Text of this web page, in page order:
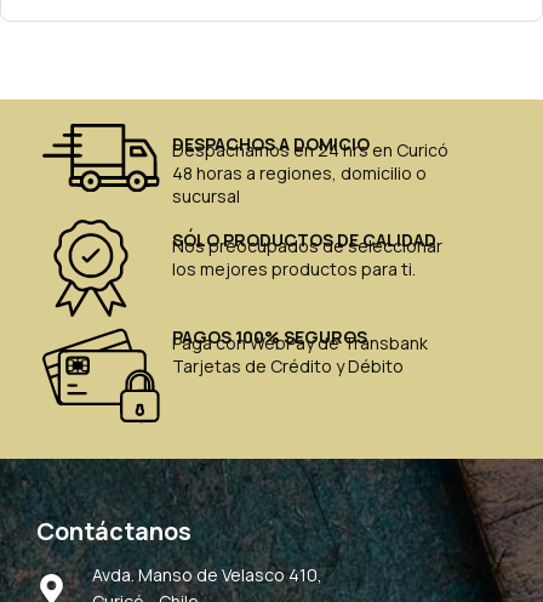
DESPACHOS A DOMICIO
Despachamos en 24 hrs en Curicó
48 horas a regiones, domicilio o
sucursal
SÓLO PRODUCTOS DE CALIDAD
Nos preocupados de seleccionar
los mejores productos para ti.
PAGOS 100% SEGUROS
Paga con WebPay de Transbank
Tarjetas de Crédito y Débito
Contáctanos
Avda. Manso de Velasco 410,